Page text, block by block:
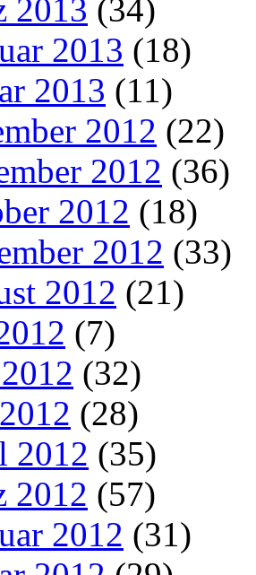
2013 (34)
2013 (18)
2013 (11)
2012 (22)
2012 (36)
2012 (18)
2012 (33)
2012 (21)
(7)
(32)
(28)
2012 (35)
2012 (57)
2012 (31)